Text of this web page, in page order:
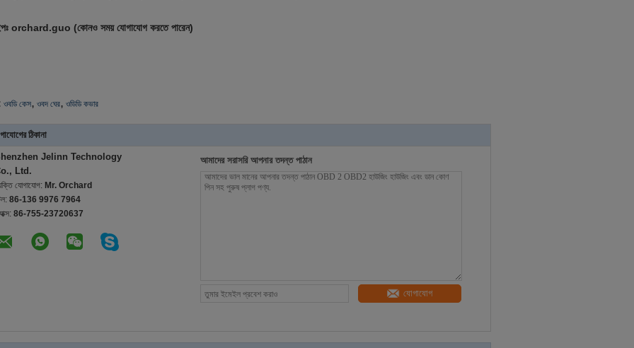
orchard.guo (কোনও সময় যোগাযোগ করতে পারেন)
ওবডি কেস, ওবদ ঘের, ওডিডি কভার
ঠিকানা
Jelinn Technology
Ltd.
যোগাযোগ: Mr. Orchard
86-136 9976 7964
86-755-23720637
আমাদের সরাসরি আপনার তদন্ত পাঠান
যোগাযোগ